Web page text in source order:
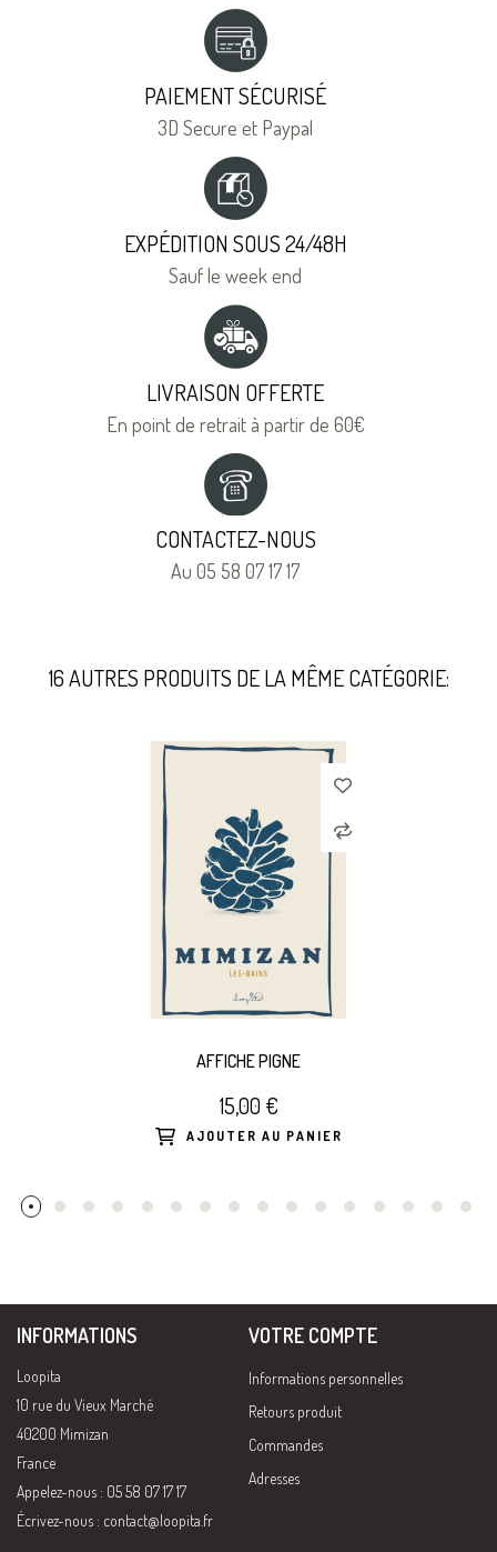
PAIEMENT SÉCURISÉ
3D Secure et Paypal
EXPÉDITION SOUS 24/48H
Sauf le week end
LIVRAISON OFFERTE
En point de retrait à partir de 60€
CONTACTEZ-NOUS
Au 05 58 07 17 17
16 AUTRES PRODUITS DE LA MÊME CATÉGORIE:
AFFICHE PIGNE
15,00 €
AJOUTER AU PANIER
INFORMATIONS
Loopita
10 rue du Vieux Marché
40200 Mimizan
France
Appelez-nous : 05 58 07 17 17
Écrivez-nous : contact@loopita.fr
VOTRE COMPTE
Informations personnelles
Retours produit
Commandes
Adresses